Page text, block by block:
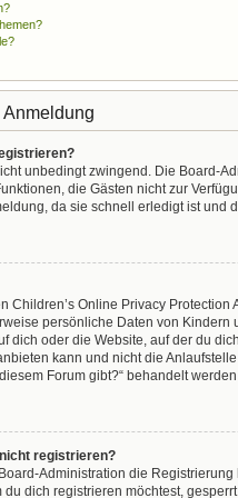
unbedingt zwingend. Die Board-
die Gästen nicht zur
da sie schnell erledigt ist und
Children’s Online Privacy
persönliche Daten von
dich oder die Website, auf der du
kann und nicht die
Forum gibt?“ behandelt
registrieren?
Administration die
du dich registrieren möchtest,